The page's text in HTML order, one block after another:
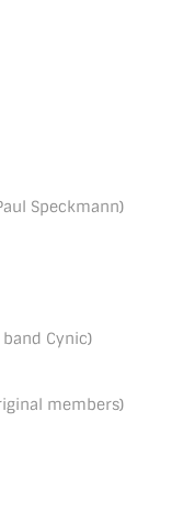
Speckmann)
Cynic)
members)